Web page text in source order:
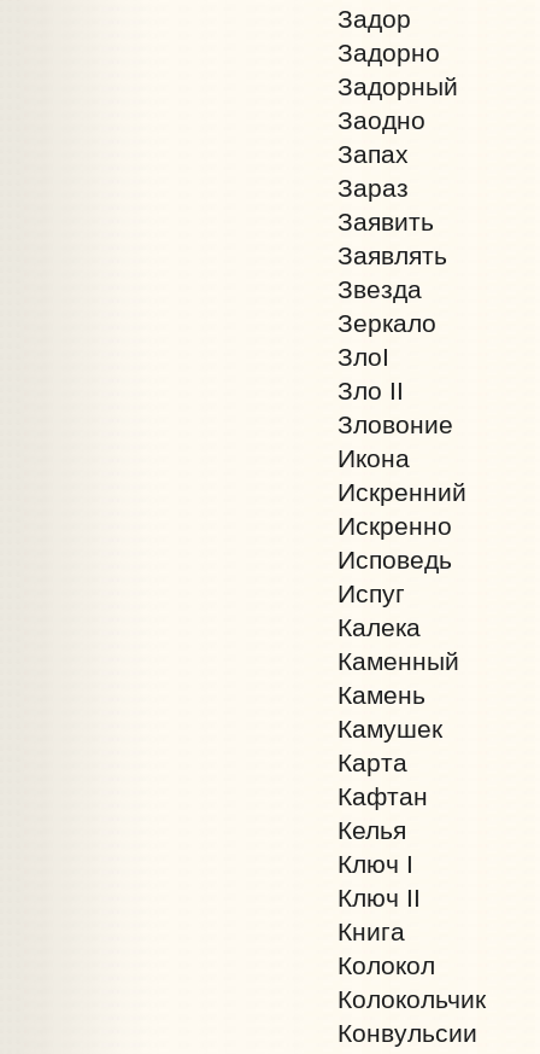
Задор
Задорно
Задорный
Заодно
Зaпах
Зараз
Заявить
Заявлять
Звезда
Зеркало
ЗлоI
Зло II
Зловоние
Икона
Искренний
Искренно
Исповедь
Испуг
Калека
Каменный
Камень
Камушек
Карта
Кафтан
Келья
Ключ I
Ключ II
Книга
Колокол
Колокольчик
Конвульсии